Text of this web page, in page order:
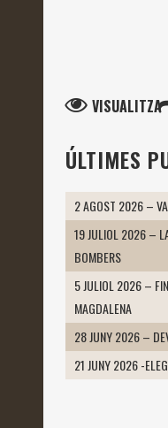
VISUALITZA
ÚLTIMES
2 AGOST 2026 –
19 JULIOL 2026 –
BOMBERS
5 JULIOL 2026 –
MAGDALENA
28 JUNY 2026 –
21 JUNY 2026 -